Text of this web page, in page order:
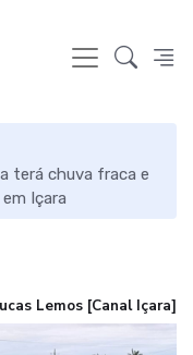
terá chuva fraca e
Içara
Lemos [Canal Içara]